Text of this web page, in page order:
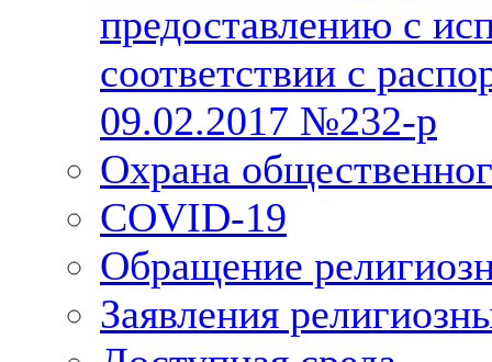
предоставлению с
соответствии с
09.02.2017 №232-р
Охрана
COVID-19
Обращение
Заявления